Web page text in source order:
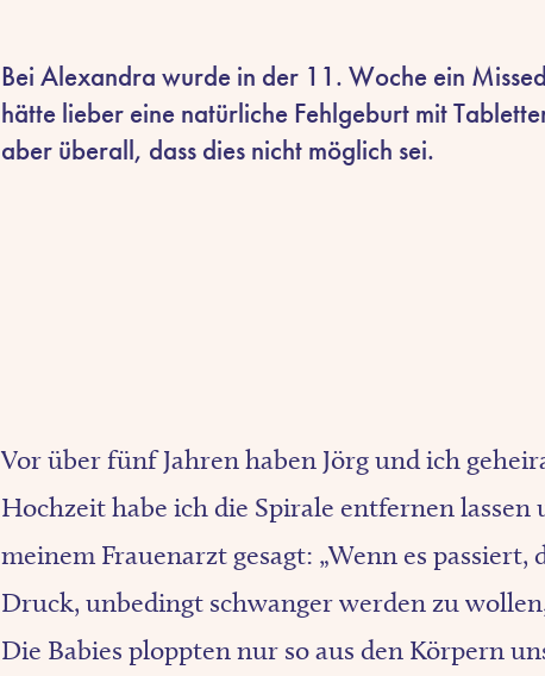
Bei Alexandra wurde in der 11. Woche ein
hätte lieber eine natürliche Fehlgeburt mit
aber überall, dass dies nicht möglich sei.
Vor über fünf Jahren haben Jörg und ich
Hochzeit habe ich die Spirale entfernen lassen
meinem Frauenarzt gesagt: „Wenn es passiert,
Druck, unbedingt schwanger werden zu
Die Babies ploppten nur so aus den Körpern